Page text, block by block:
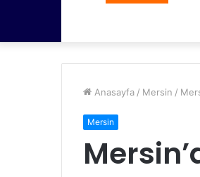
Anasayfa / Mersin /
Mersin